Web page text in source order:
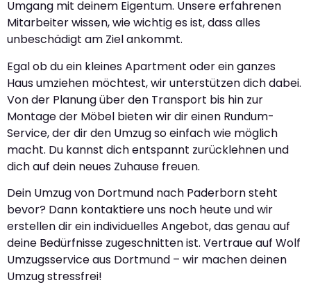
Umgang mit deinem Eigentum. Unsere erfahrenen
Mitarbeiter wissen, wie wichtig es ist, dass alles
unbeschädigt am Ziel ankommt.
Egal ob du ein kleines Apartment oder ein ganzes
Haus umziehen möchtest, wir unterstützen dich dabei.
Von der Planung über den Transport bis hin zur
Montage der Möbel bieten wir dir einen Rundum-
Service, der dir den Umzug so einfach wie möglich
macht. Du kannst dich entspannt zurücklehnen und
dich auf dein neues Zuhause freuen.
Dein Umzug von Dortmund nach Paderborn steht
bevor? Dann kontaktiere uns noch heute und wir
erstellen dir ein individuelles Angebot, das genau auf
deine Bedürfnisse zugeschnitten ist. Vertraue auf Wolf
Umzugsservice aus Dortmund – wir machen deinen
Umzug stressfrei!